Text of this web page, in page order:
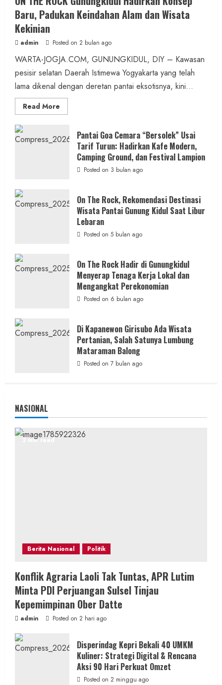
Antisipasi Banjir Musim Hujan, Panewu
Nglipar Pimpin Aksi Bersih Sungai Libatkan
250 Personel
admin Posted on 2 jam ago
3 min read
458 Atlet dari Tujuh Provinsi Meramaikan
Kejuaraan Sepatu Roda Bupati
Gunungkidul Cup III di Pantai Sepanjang
Music
Dua Lagu Karya Pangdam VI/Mulawarman
Posted on 21 jam ago
Baru, Padukan Keindahan Alam dan Wisata
Kekinian
admin Posted on 2 bulan ago
WARTA-JOGJA.COM, GUNUNGKIDUL, DIY – Kawasan
pesisir selatan Daerah Istimewa Yogyakarta yang telah
lama dikenal dengan deretan pantai eksotisnya, kini...
Read More
more
THE
ROCK
Gunungkidul
Hadirkan
Konsep
Wisata
Kekinian
Pantai Goa Cemara “Bersolek” Usai
Tarif Turun: Hadirkan Kafe Modern,
Camping Ground, dan Festival Lampion
Posted on 3 bulan ago
On The Rock, Rekomendasi Destinasi
Wisata Pantai Gunung Kidul Saat Libur
Lebaran
Posted on 5 bulan ago
On The Rock Hadir di Gunungkidul
Menyerap Tenaga Kerja Lokal dan
Mengangkat Perekonomian
Posted on 6 bulan ago
Di Kapanewon Girisubo Ada Wisata
Pertanian, Salah Satunya Lumbung
Mataraman Balong
Posted on 7 bulan ago
NASIONAL
2 min read
Berita Nasional Politik
Konflik Agraria Laoli Tak Tuntas, APR Lutim
Minta PDI Perjuangan Sulsel Tinjau
Kepemimpinan Ober Datte
admin Posted on 2 hari ago
Disperindag Kepri Bekali 40 UMKM
Kuliner: Strategi Digital & Rencana
Aksi 90 Hari Perkuat Omzet
Posted on 2 minggu ago